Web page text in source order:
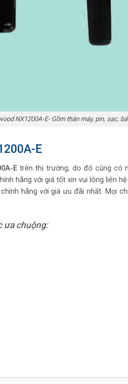
NX1200A-E- Gồm thân máy, pin, sạc,
E
E trên thị trường, do đó cũng có
hãng với giá tốt xin vui lòng liên hệ
hãng với giá ưu đãi nhất. Mọi
ưa chuộng: